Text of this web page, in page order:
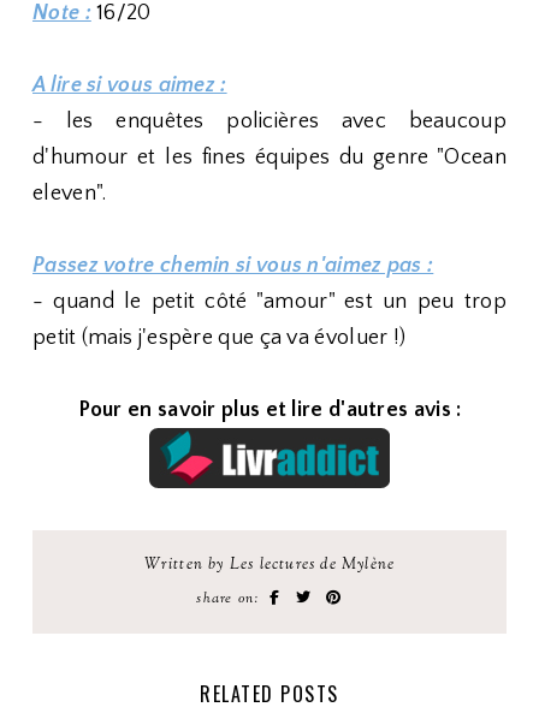
Note : 16/20
A lire si vous aimez :
- les enquêtes policières avec beaucoup
d'humour et les fines équipes du genre "Ocean
eleven".
Passez votre chemin si vous n'aimez pas :
- quand le petit côté "amour" est un peu trop
petit (mais j'espère que ça va évoluer !)
Pour en savoir plus et lire d'autres avis :
Written by Les lectures de Mylène
share on:
RELATED POSTS